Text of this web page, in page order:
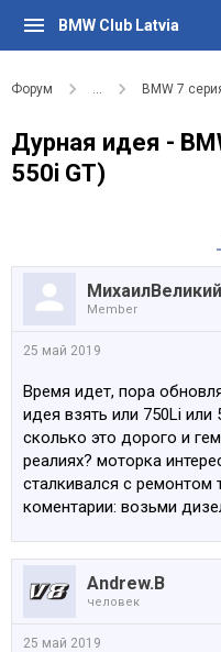
BMW Club Latvia
Форум ... BMW 7
Дурная идея -
550i GT)
МихаилВеликий
Member
25 май 2019
Время идет, пора
идея взять или 750Li или
сколько это дорого и
реалиях? моторка
сталкивался с ремонтом
коментарии: возьми
Andrew.B
человек
25 май 2019